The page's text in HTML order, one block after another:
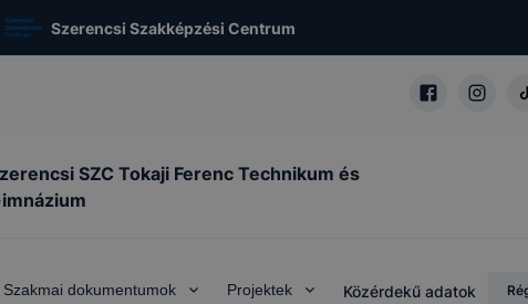
Szerencsi Szakképzési Centrum
SZC Tokaji Ferenc Technikum és
Szakmai dokumentumok Projektek Közérdekű adatok